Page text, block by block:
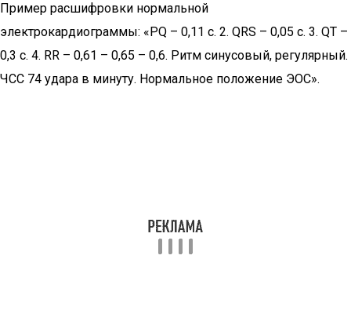
Пример расшифровки нормальной
электрокардиограммы: «PQ – 0,11 с. 2. QRS – 0,05 с. 3. QT –
0,3 с. 4. RR – 0,61 – 0,65 – 0,6. Ритм синусовый, регулярный.
ЧСС 74 удара в минуту. Нормальное положение ЭОС».